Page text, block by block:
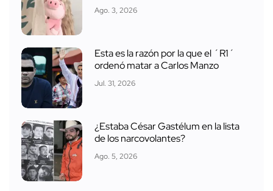
Ago. 3, 2026
Esta es la razón por la que el ´R1´
ordenó matar a Carlos Manzo
Jul. 31, 2026
¿Estaba César Gastélum en la lista
de los narcovolantes?
Ago. 5, 2026